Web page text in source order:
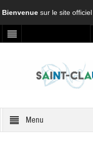
Bienvenuesur le site
Menu